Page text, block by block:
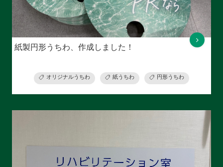
紙製円形うちわ、作成しました！
オリジナルうちわ 紙うちわ 円形うちわ